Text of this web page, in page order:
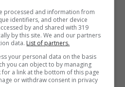
andato però c’è stato”.
rispondendo alla
“
Se il Derossismo
da trenta metri il tuo
(ride,ndr). Sono i
processed and information from
identifiers, and other device
by and shared with 319
by this site. We and our partners
data. List of partners.
your personal data on the basis
you can object to by managing
a link at the bottom of this page
or withdraw consent in privacy